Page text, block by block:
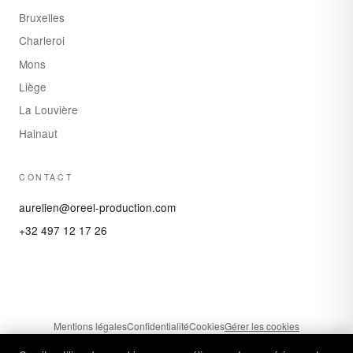
Bruxelles
Charleroi
Mons
Liège
La Louvière
Hainaut
CONTACT
aurelien@oreel-production.com
+32 497 12 17 26
Mentions légalesConfidentialitéCookiesGérer les cookies